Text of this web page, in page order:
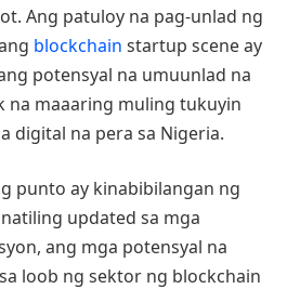
Ang patuloy na pag-unlad ng
blockchain startup scene ay
potensyal na umuunlad na
maaaring muling tukuyin
digital na pera sa Nigeria.
punto ay kinabibilangan ng
updated sa mga
ang mga potensyal na
loob ng sektor ng blockchain